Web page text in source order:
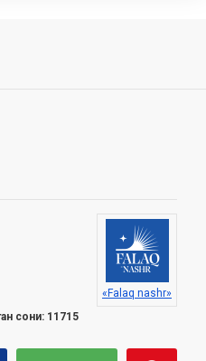
«Falaq nashr»
сони: 11715